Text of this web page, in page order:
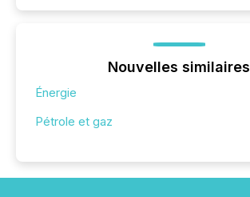
Nouvelles similaires
Énergie
Pétrole et gaz